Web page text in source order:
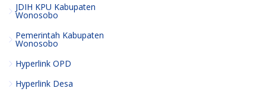
JDIH KPU Kabupaten
Wonosobo
Pemerintah Kabupaten
Wonosobo
Hyperlink OPD
Hyperlink Desa